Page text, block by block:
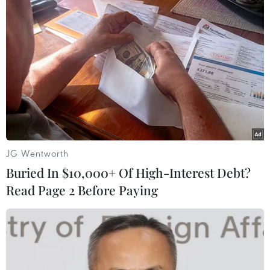
#Lãi suất
Pháp Việt Nam
Theo dõi VietnamPlus
TIN CÙNG CHUYÊN MỤC
Ngoại giao kinh tế: Kiến tạo hệ sinh
thái đồng hành và thúc đẩy tự chủ
công nghệ
JG Wentworth
Buried In $10,000+ Of High-Interest Debt?
Read Page 2 Before Paying